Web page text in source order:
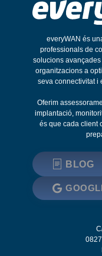
everyWAN és
professionals de
solucions
organitzacions a
seva connectivitat i
Oferim
implantació,
és que cada client
BLOG